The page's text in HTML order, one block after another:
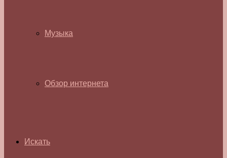
Музыка
Обзор интернета
Искать